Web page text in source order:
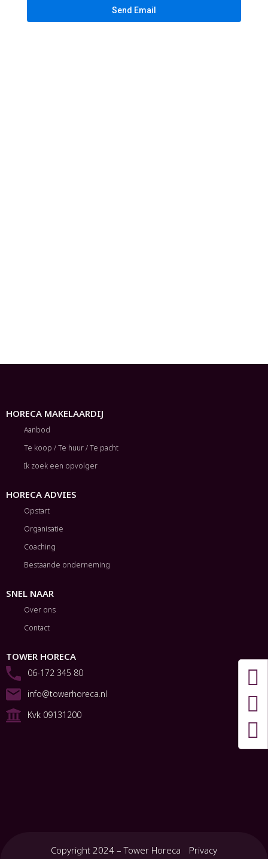
HORECA MAKELAARDIJ
Aanbod
Te koop / Te huur / Te pacht
Ik zoek een opvolger
HORECA ADVIES
Opstart
Organisatie
Coaching
Bestaande onderneming
SNEL NAAR
Over ons
Contact
TOWER HORECA
06-172 345 80
info@towerhoreca.nl
Kvk 09131200
Copyright 2024 – Tower Horeca
Privacy